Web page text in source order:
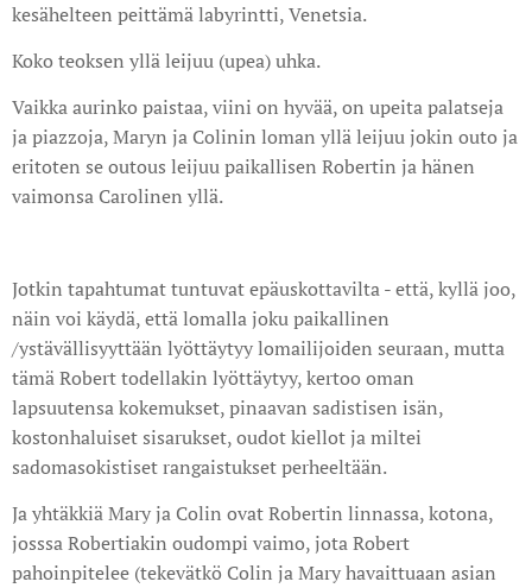
kesähelteen peittämä labyrintti, Venetsia.
Koko teoksen yllä leijuu (upea) uhka.
Vaikka aurinko paistaa, viini on hyvää, on upeita palatseja
ja piazzoja, Maryn ja Colinin loman yllä leijuu jokin outo ja
eritoten se outous leijuu paikallisen Robertin ja hänen
vaimonsa Carolinen yllä.
Jotkin tapahtumat tuntuvat epäuskottavilta - että, kyllä joo,
näin voi käydä, että lomalla joku paikallinen
/ystävällisyyttään lyöttäytyy lomailijoiden seuraan, mutta
tämä Robert todellakin lyöttäytyy, kertoo oman
lapsuutensa kokemukset, pinaavan sadistisen isän,
kostonhaluiset sisarukset, oudot kiellot ja miltei
sadomasokistiset rangaistukset perheeltään.
Ja yhtäkkiä Mary ja Colin ovat Robertin linnassa, kotona,
josssa Robertiakin oudompi vaimo, jota Robert
pahoinpitelee (tekevätkö Colin ja Mary havaittuaan asian